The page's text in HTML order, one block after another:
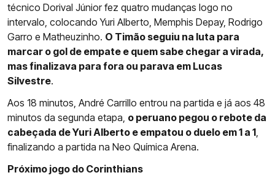
técnico Dorival Júnior fez quatro mudanças logo no
intervalo, colocando Yuri Alberto, Memphis Depay, Rodrigo
Garro e Matheuzinho. O Timão seguiu na luta para
marcar o gol de empate e quem sabe chegar a virada,
mas finalizava para fora ou parava em Lucas
Silvestre.
Aos 18 minutos, André Carrillo entrou na partida e já aos 48
minutos da segunda etapa, o peruano pegou o rebote da
cabeçada de Yuri Alberto e empatou o duelo em 1 a 1,
finalizando a partida na Neo Química Arena.
Próximo jogo do Corinthians